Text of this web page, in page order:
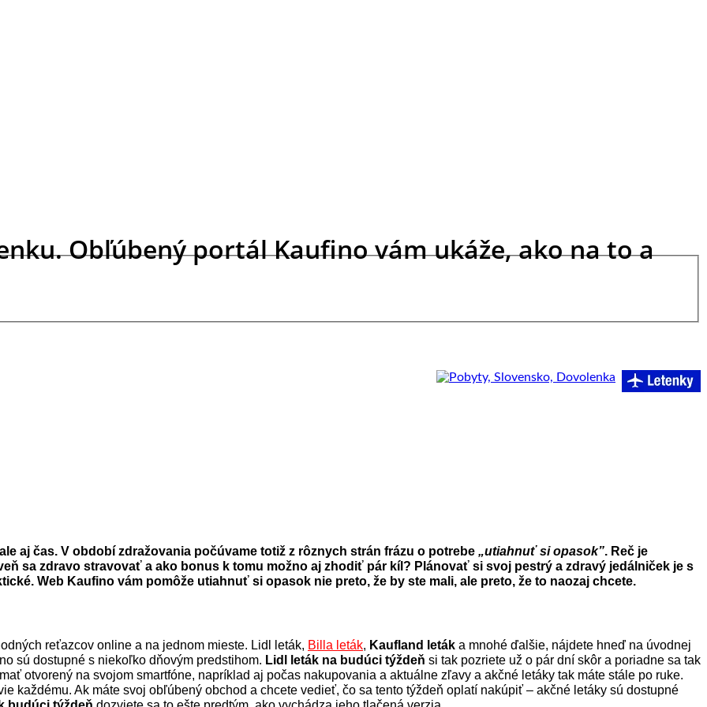
Obľúbený portál Kaufino vám ukáže, ako na to a
aj čas. V období zdražovania počúvame totiž z rôznych strán frázu o potrebe „utiahnuť si opasok”. Reč je
sa zdravo stravovať a ako bonus k tomu možno aj zhodiť pár kíl? Plánovať si svoj pestrý a zdravý jedálniček je s
Web Kaufino vám pomôže utiahnuť si opasok nie preto, že by ste mali, ale preto, že to naozaj chcete.
reťazcov online a na jednom mieste. Lidl leták, Billa leták, Kaufland leták a mnohé ďalšie, nájdete hneď na úvodnej
sú dostupné s niekoľko dňovým predstihom. Lidl leták na budúci týždeň si tak pozriete už o pár dní skôr a poriadne sa tak
otvorený na svojom smartfóne, napríklad aj počas nakupovania a aktuálne zľavy a akčné letáky tak máte stále po ruke.
každému. Ak máte svoj obľúbený obchod a chcete vedieť, čo sa tento týždeň oplatí nakúpiť – akčné letáky sú dostupné